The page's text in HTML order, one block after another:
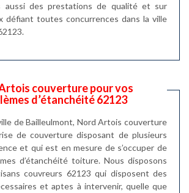
aussi des prestations de qualité et sur
défiant toutes concurrences dans la ville
couverture pour vos
d’étanchéité 62123
de Bailleulmont, Nord Artois couverture
de couverture disposant de plusieurs
et qui est en mesure de s’occuper de
d’étanchéité toiture. Nous disposons
couvreurs 62123 qui disposent des
et aptes à intervenir, quelle que